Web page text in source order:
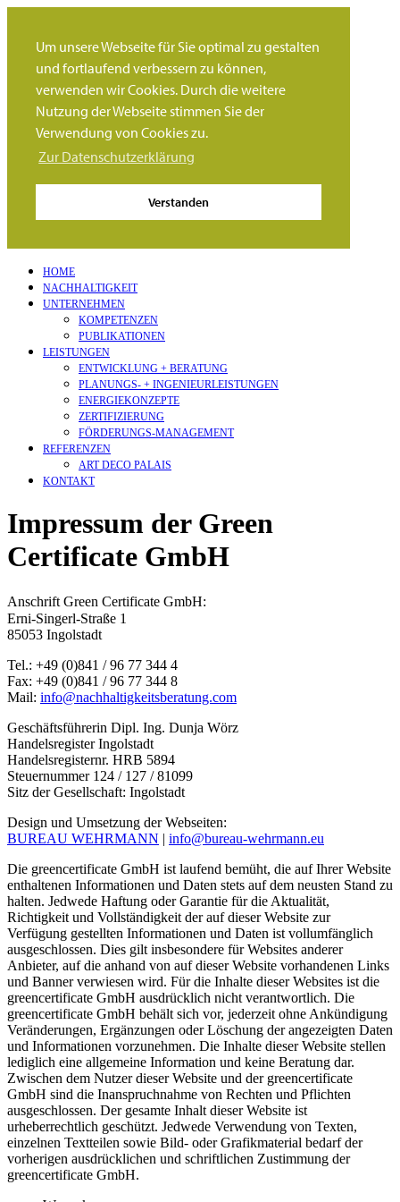
Um unsere Webseite für Sie optimal zu gestalten
und fortlaufend verbessern zu können,
verwenden wir Cookies. Durch die weitere
Nutzung der Webseite stimmen Sie der
Verwendung von Cookies zu.
Zur Datenschutzerklärung
Verstanden
HOME
NACHHALTIGKEIT
UNTERNEHMEN
KOMPETENZEN
PUBLIKATIONEN
LEISTUNGEN
ENTWICKLUNG + BERATUNG
PLANUNGS- + INGENIEURLEISTUNGEN
ENERGIEKONZEPTE
ZERTIFIZIERUNG
FÖRDERUNGS-MANAGEMENT
REFERENZEN
ART DECO PALAIS
KONTAKT
Impressum der Green
Certificate GmbH
Anschrift Green Certificate GmbH:
Erni-Singerl-Straße 1
85053 Ingolstadt
Tel.: +49 (0)841 / 96 77 344 4
Fax: +49 (0)841 / 96 77 344 8
Mail: info@nachhaltigkeitsberatung.com
Geschäftsführerin Dipl. Ing. Dunja Wörz
Handelsregister Ingolstadt
Handelsregisternr. HRB 5894
Steuernummer 124 / 127 / 81099
Sitz der Gesellschaft: Ingolstadt
Design und Umsetzung der Webseiten:
BUREAU WEHRMANN | info@bureau-wehrmann.eu
Die greencertificate GmbH ist laufend bemüht, die auf Ihrer Website
enthaltenen Informationen und Daten stets auf dem neusten Stand zu
halten. Jedwede Haftung oder Garantie für die Aktualität,
Richtigkeit und Vollständigkeit der auf dieser Website zur
Verfügung gestellten Informationen und Daten ist vollumfänglich
ausgeschlossen. Dies gilt insbesondere für Websites anderer
Anbieter, auf die anhand von auf dieser Website vorhandenen Links
und Banner verwiesen wird. Für die Inhalte dieser Websites ist die
greencertificate GmbH ausdrücklich nicht verantwortlich. Die
greencertificate GmbH behält sich vor, jederzeit ohne Ankündigung
Veränderungen, Ergänzungen oder Löschung der angezeigten Daten
und Informationen vorzunehmen. Die Inhalte dieser Website stellen
lediglich eine allgemeine Information und keine Beratung dar.
Zwischen dem Nutzer dieser Website und der greencertificate
GmbH sind die Inanspruchnahme von Rechten und Pflichten
ausgeschlossen. Der gesamte Inhalt dieser Website ist
urheberrechtlich geschützt. Jedwede Verwendung von Texten,
einzelnen Textteilen sowie Bild- oder Grafikmaterial bedarf der
vorherigen ausdrücklichen und schriftlichen Zustimmung der
greencertificate GmbH.